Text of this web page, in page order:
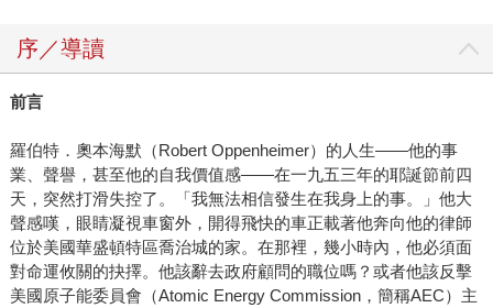
序／導讀
前言
羅伯特．奧本海默（Robert Oppenheimer）的人生——他的事
業、聲譽，甚至他的自我價值感——在一九五三年的耶誕節前四
天，突然打滑失控了。「我無法相信發生在我身上的事。」他大
聲感嘆，眼睛凝視車窗外，開得飛快的車正載著他奔向他的律師
位於美國華盛頓特區喬治城的家。在那裡，幾小時內，他必須面
對命運攸關的抉擇。他該辭去政府顧問的職位嗎？或者他該反擊
美國原子能委員會（Atomic Energy Commission，簡稱AEC）主